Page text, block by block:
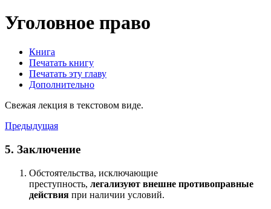
Уголовное право
Книга
Печатать книгу
Печатать эту главу
Дополнительно
Свежая лекция в текстовом виде.
Предыдущая
5. Заключение
Обстоятельства, исключающие
преступность, легализуют внешне противоправные
действия при наличии условий.